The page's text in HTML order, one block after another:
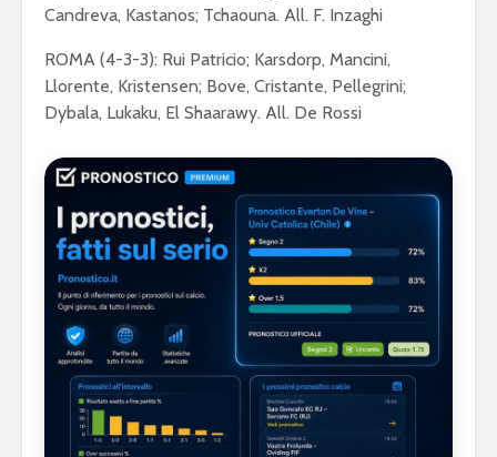
Candreva, Kastanos; Tchaouna. All. F. Inzaghi
ROMA (4-3-3): Rui Patricio; Karsdorp, Mancini,
Llorente, Kristensen; Bove, Cristante, Pellegrini;
Dybala, Lukaku, El Shaarawy. All. De Rossi